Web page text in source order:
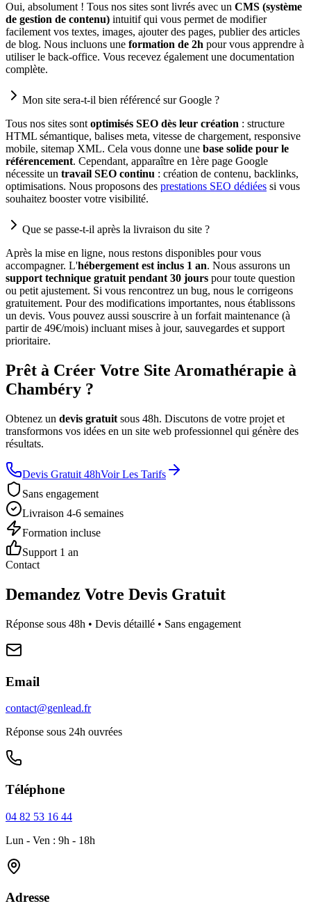
Oui, absolument ! Tous nos sites sont livrés avec un CMS (système
de gestion de contenu) intuitif qui vous permet de modifier
facilement vos textes, images, ajouter des pages, publier des articles
de blog. Nous incluons une formation de 2h pour vous apprendre à
utiliser le back-office. Vous recevez également une documentation
complète.
Mon site sera-t-il bien référencé sur Google ?
Tous nos sites sont optimisés SEO dès leur création : structure
HTML sémantique, balises meta, vitesse de chargement, responsive
mobile, sitemap XML. Cela vous donne une base solide pour le
référencement. Cependant, apparaître en 1ère page Google
nécessite un travail SEO continu : création de contenu, backlinks,
optimisations. Nous proposons des prestations SEO dédiées si vous
souhaitez booster votre visibilité.
Que se passe-t-il après la livraison du site ?
Après la mise en ligne, nous restons disponibles pour vous
accompagner. L'hébergement est inclus 1 an. Nous assurons un
support technique gratuit pendant 30 jours pour toute question
ou petit ajustement. Si vous rencontrez un bug, nous le corrigeons
gratuitement. Pour des modifications importantes, nous établissons
un devis. Vous pouvez aussi souscrire à un forfait maintenance (à
partir de 49€/mois) incluant mises à jour, sauvegardes et support
prioritaire.
Prêt à Créer Votre Site Aromathérapie à
Chambéry ?
Obtenez un devis gratuit sous 48h. Discutons de votre projet et
transformons vos idées en un site web professionnel qui génère des
résultats.
Devis Gratuit 48hVoir Les Tarifs
Sans engagement
Livraison 4-6 semaines
Formation incluse
Support 1 an
Contact
Demandez Votre Devis Gratuit
Réponse sous 48h • Devis détaillé • Sans engagement
Email
contact@genlead.fr
Réponse sous 24h ouvrées
Téléphone
04 82 53 16 44
Lun - Ven : 9h - 18h
Adresse